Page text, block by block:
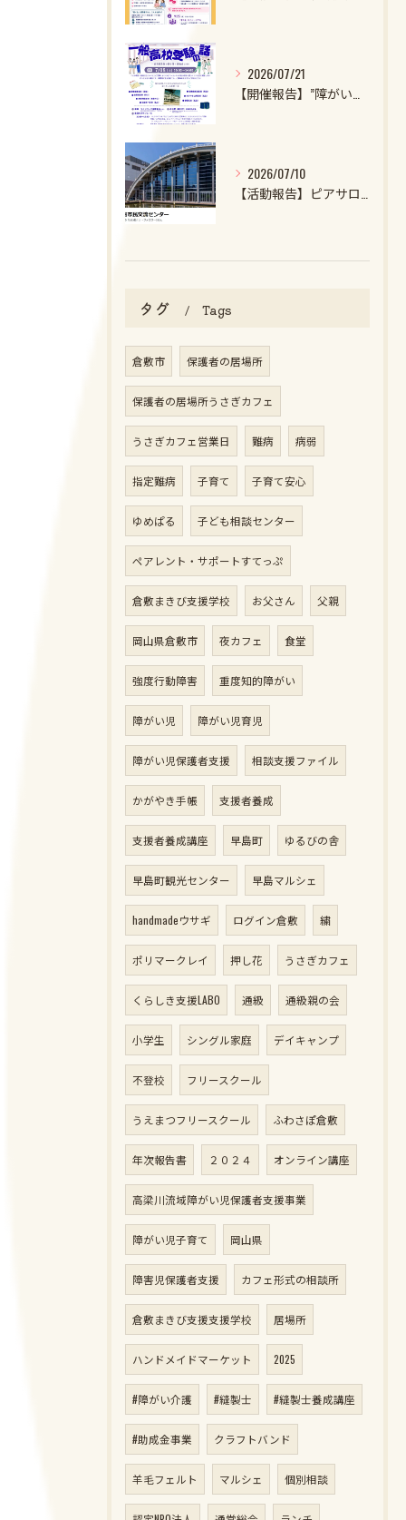
2026/07/21
【開催報告】”障がいのある子・特性強めの子の一般高校受験の話2026”を開催しました！
2026/07/10
【活動報告】ピアサロンを開催しました
タグ Tags
倉敷市 保護者の居場所
保護者の居場所うさぎカフェ
うさぎカフェ営業日 難病 病弱
指定難病 子育て 子育て安心
ゆめぱる 子ども相談センター
ペアレント・サポートすてっぷ
倉敷まきび支援学校 お父さん 父親
岡山県倉敷市 夜カフェ 食堂
強度行動障害 重度知的障がい
障がい児 障がい児育児
障がい児保護者支援 相談支援ファイル
かがやき手帳 支援者養成
支援者養成講座 早島町 ゆるびの舎
早島町観光センター 早島マルシェ
handmadeウサギ ログイン倉敷 繍
ポリマークレイ 押し花 うさぎカフェ
くらしき支援LABO 通級 通級親の会
小学生 シングル家庭 デイキャンプ
不登校 フリースクール
うえまつフリースクール ふわさぽ倉敷
年次報告書 ２０２４ オンライン講座
高梁川流域障がい児保護者支援事業
障がい児子育て 岡山県
障害児保護者支援 カフェ形式の相談所
倉敷まきび支援支援学校 居場所
ハンドメイドマーケット 2025
#障がい介護 #縫製士 #縫製士養成講座
#助成金事業 クラフトバンド
羊毛フェルト マルシェ 個別相談